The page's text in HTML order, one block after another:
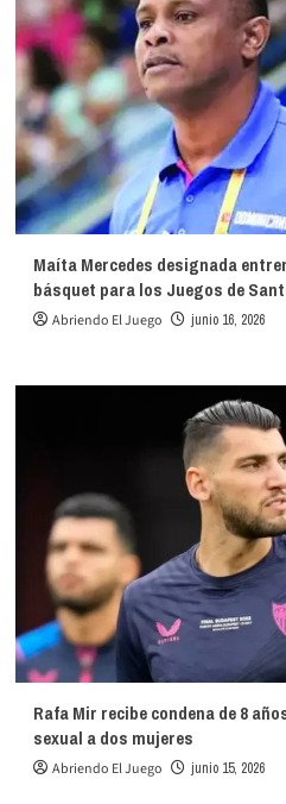
Maíta Mercedes designada
básquet para los Juegos de
Abriendo El Juego junio 16, 2026
Rafa Mir recibe condena de 8
sexual a dos mujeres
Abriendo El Juego junio 15, 2026